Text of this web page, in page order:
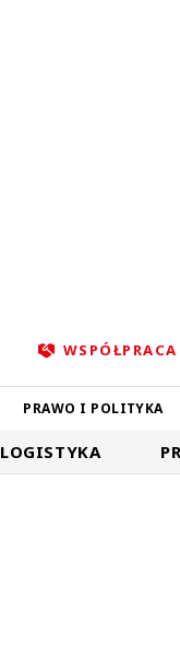
WSPÓŁPRACA
PRAWO I POLITYKA
LOGISTYKA